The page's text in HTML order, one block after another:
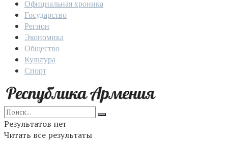
Официальная хроника
Государство
Регион
Экономика
Общество
Культура
Спорт
Результатов нет
Читать все результаты